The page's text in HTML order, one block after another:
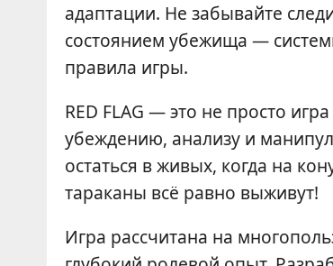
адаптации. Не забывайте
состоянием убежища —
правила игры.
RED FLAG — это не просто
убеждению, анализу и
остаться в живых, когда на
тараканы всё равно выживут!
Игра рассчитана на